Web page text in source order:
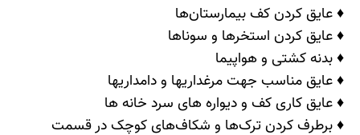
♦ عایق کردن کف بیمارستان‌ها
♦ عایق کردن استخر‌ها و سونا‌ها
♦ بدنه کشتی و هواپیما
♦ عایق مناسب جهت مرغداریها و دامداریها
♦ عایق کاری کف و دیواره های سرد خانه ها
♦ برطرف کردن ترک‌ها و شکاف‌های کوچک در قسمت